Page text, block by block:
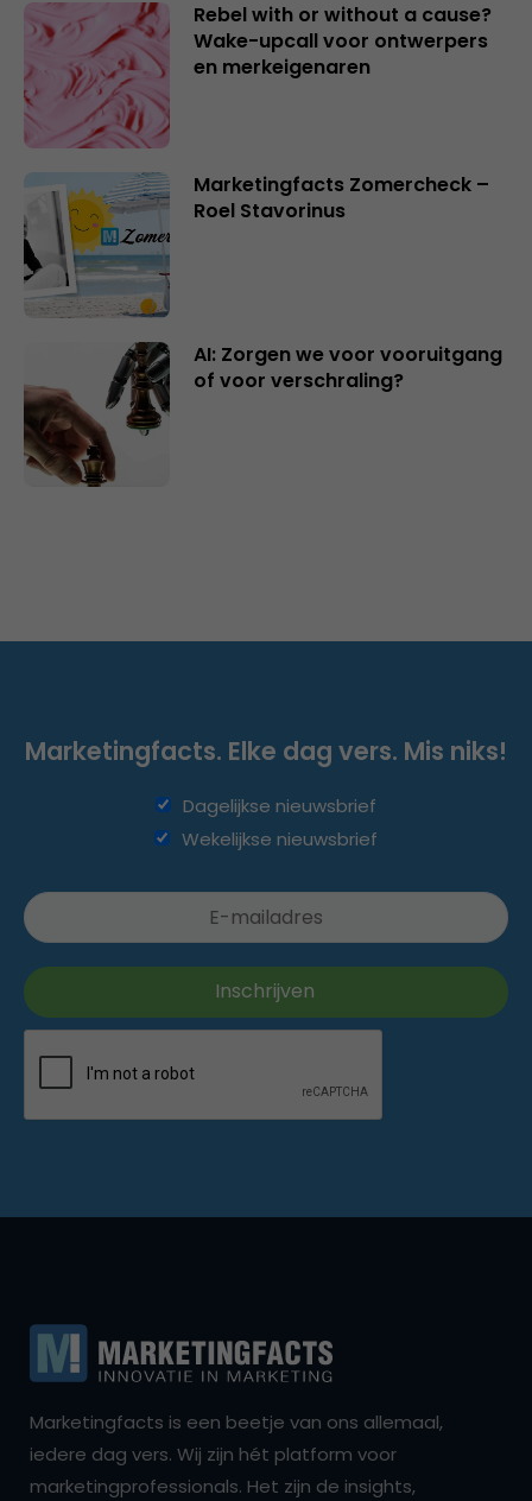
Rebel with or without a cause?
Wake-upcall voor ontwerpers
en merkeigenaren
Marketingfacts Zomercheck –
Roel Stavorinus
AI: Zorgen we voor vooruitgang
of voor verschraling?
Marketingfacts. Elke dag vers. Mis niks!
Dagelijkse nieuwsbrief
Wekelijkse nieuwsbrief
Marketingfacts is een beetje van ons allemaal,
iedere dag vers. Wij zijn hét platform voor
marketingprofessionals. Het zijn de insights,